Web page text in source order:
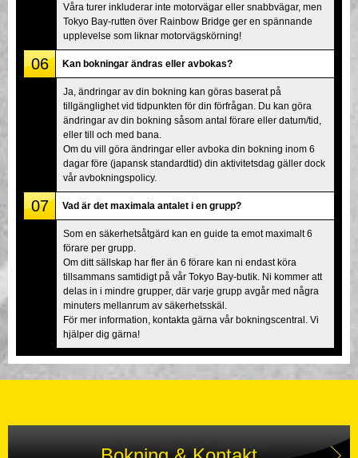
Våra turer inkluderar inte motorvägar eller snabbvägar, men
Tokyo Bay-rutten över Rainbow Bridge ger en spännande
upplevelse som liknar motorvägskörning!
06 Kan bokningar ändras eller avbokas?
Ja, ändringar av din bokning kan göras baserat på
tillgänglighet vid tidpunkten för din förfrågan. Du kan göra
ändringar av din bokning såsom antal förare eller datum/tid,
eller till och med bana.
Om du vill göra ändringar eller avboka din bokning inom 6
dagar före (japansk standardtid) din aktivitetsdag gäller dock
vår avbokningspolicy.
07 Vad är det maximala antalet i en grupp?
Som en säkerhetsåtgärd kan en guide ta emot maximalt 6
förare per grupp.
Om ditt sällskap har fler än 6 förare kan ni endast köra
tillsammans samtidigt på vår Tokyo Bay-butik. Ni kommer att
delas in i mindre grupper, där varje grupp avgår med några
minuters mellanrum av säkerhetsskäl.
För mer information, kontakta gärna vår bokningscentral. Vi
hjälper dig gärna!